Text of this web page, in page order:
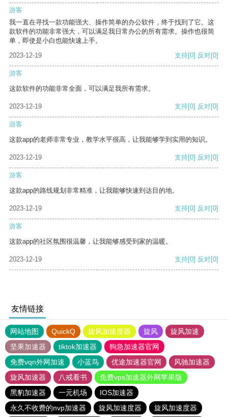
游客
我一直在寻找一款功能强大、操作简单的办公软件，终于找到了它。这
款软件的功能非常强大，可以满足我日常办公的所有需求。操作也很简
单，即使是小白也能快速上手。
2023-12-19
支持[0] 反对[0]
游客
这款软件的功能非常全面，可以满足我所有需求。
2023-12-19 支持[0] 反对[0]
游客
这款app的老师非常专业，教学水平很高，让我能够学到实用的知识。
2023-12-19 支持[0] 反对[0]
游客
这款app的路线规划非常精准，让我能够快速到达目的地。
2023-12-19 支持[0] 反对[0]
游客
这款app的社区氛围很温馨，让我能够感受到家的温暖。
2023-12-19 支持[0] 反对[0]
友情链接
网站地图 QuickQ 旋风加速度器 旋风
旋风加速
坚果加速器
tiktok加速器
狗急加速器官网
免费vqn外网加速
小蓝鸟 优途加速器官网
风驰加速器
旋风加速器
八戒看书
免费vps加速器外网苹果版
黑豹加速器
一元机场
IOS加速器
永久不收费的nvp加速器
旋风加速度器 旋风加速度器